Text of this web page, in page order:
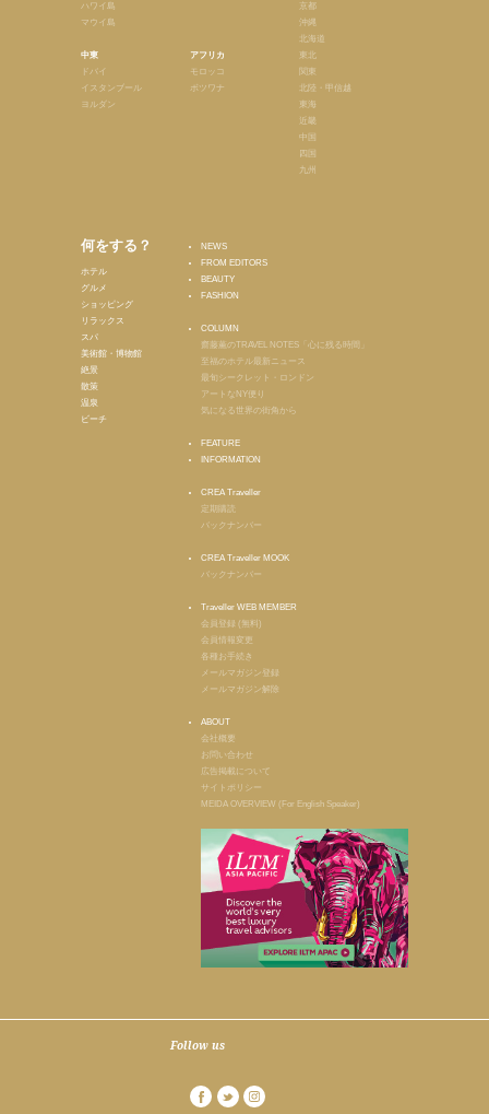
ハワイ島
マウイ島
中東
ドバイ
イスタンブール
ヨルダン
アフリカ
モロッコ
ボツワナ
京都
沖縄
北海道
東北
関東
北陸・甲信越
東海
近畿
中国
四国
九州
何をする？
ホテル
グルメ
ショッピング
リラックス
スパ
美術館・博物館
絶景
散策
温泉
ビーチ
NEWS
FROM EDITORS
BEAUTY
FASHION
COLUMN
齋藤薫のTRAVEL NOTES「心に残る時間」
至福のホテル最新ニュース
最旬シークレット・ロンドン
アートなNY便り
気になる世界の街角から
FEATURE
INFORMATION
CREA Traveller
定期購読
バックナンバー
CREA Traveller MOOK
バックナンバー
Traveller WEB MEMBER
会員登録 (無料)
会員情報変更
各種お手続き
メールマガジン登録
メールマガジン解除
ABOUT
会社概要
お問い合わせ
広告掲載について
サイトポリシー
MEIDA OVERVIEW (For English Speaker)
Follow us